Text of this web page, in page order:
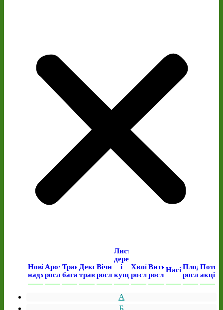
Нові
надходження
Ароматичні
рослини
Трав’янисті
багаторічні
Декоративні
трави
Вічнозелені
рослини
Листяні
дерева
і
кущі
Хвойні
рослини
Виткі
рослини
НасінняПлодові
рослини
акція
А